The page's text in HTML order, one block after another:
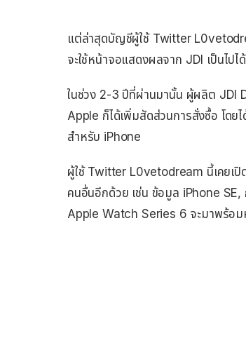
แต่ล่าสุดบัญชีผู้ใช้ Twitter
จะใช้หน้าจอแสดงผลจาก JDI เป็นไปไ
ในช่วง 2-3 ปีที่ผ่านมานั้น ผู้ผลิต JDI
Apple ก็ได้เพิ่มสัดส่วนการสั่งซื้อ โด
สำหรับ iPhone
ผู้ใช้ Twitter L0vetodream นี้เคยเปิ
คนอื่นอีกด้วย เช่น ข้อมูล iPhone
Apple Watch Series 6 จะมาพร้อ